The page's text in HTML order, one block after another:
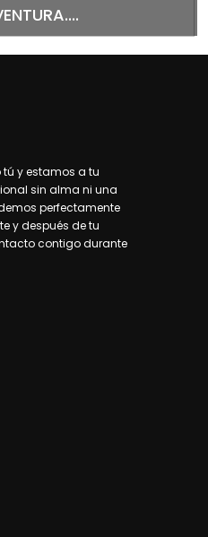
y estamos a tu
sin alma ni una
perfectamente
y después de tu
contigo durante